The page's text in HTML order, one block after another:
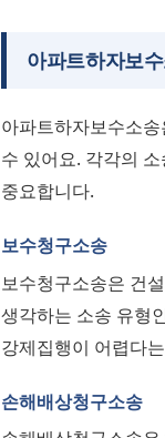
아파트하자보
아파트하자보수소
수 있어요. 각각의
중요합니다.
보수청구소송
보수청구소송은 건
생각하는 소송 유형
강제집행이 어렵다
손해배상청구소송